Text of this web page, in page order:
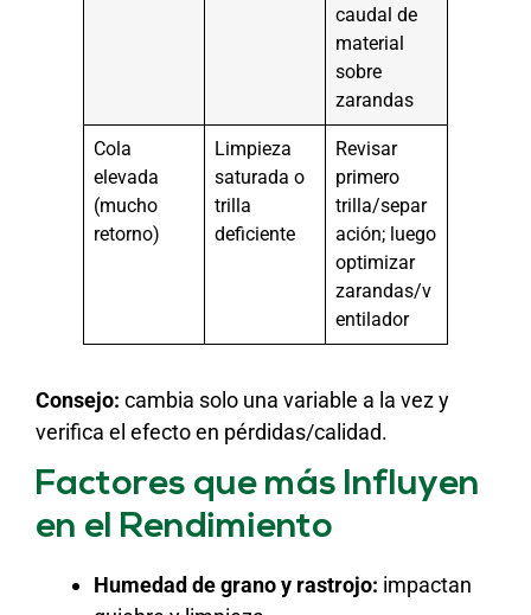
caudal de
material
sobre
zarandas
Cola
elevada
(mucho
retorno)
Limpieza
saturada o
trilla
deficiente
Revisar
primero
trilla/separ
ación; luego
optimizar
zarandas/v
entilador
Consejo: cambia solo una variable a la vez y
verifica el efecto en pérdidas/calidad.
Factores que más Influyen
en el Rendimiento
Humedad de grano y rastrojo: impactan